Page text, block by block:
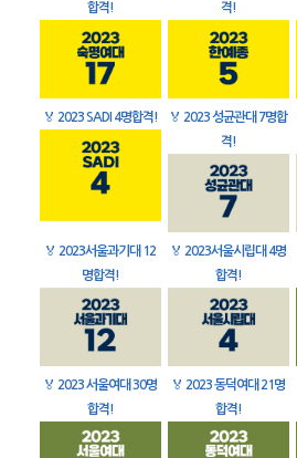
합격!
격!
🏅 2023 SADI 4명합격! 🏅 2023 성균관대 7명합
격!
🏅 2023서울과기대 12
명합격!
🏅 2023서울시립대 4명
합격!
🏅 2023 서울여대 30명
합격!
🏅 2023 동덕여대 21명
합격!